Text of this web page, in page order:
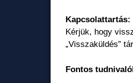
Kapcsolattartás:
Kérjük, hogy
„Visszaküldés”
Fontos